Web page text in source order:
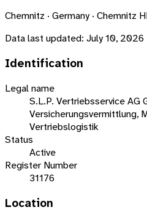
Chemnitz · Germany · Chemnitz
Data last updated: July 10, 2026
Identification
Legal name
S.L.P. Vertriebsservice AG
Versicherungsvermittlung,
Vertriebslogistik
Status
Active
Register Number
31176
Location